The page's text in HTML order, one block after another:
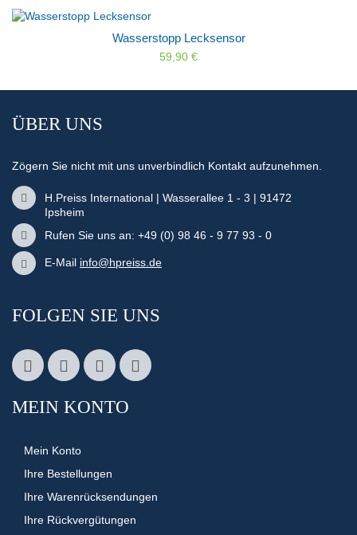
Wasserstopp Lecksensor
59,90 €
ÜBER UNS
Zögern Sie nicht mit uns unverbindlich Kontakt aufzunehmen.
H.Preiss International | Wasserallee 1 - 3 | 91472
Ipsheim
Rufen Sie uns an: +49 (0) 98 46 - 9 77 93 - 0
E-Mail info@hpreiss.de
FOLGEN SIE UNS
MEIN KONTO
Mein Konto
Ihre Bestellungen
Ihre Warenrücksendungen
Ihre Rückvergütungen